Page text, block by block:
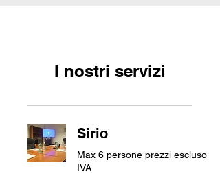
I nostri servizi
Sirio
Max 6 persone prezzi escluso
IVA